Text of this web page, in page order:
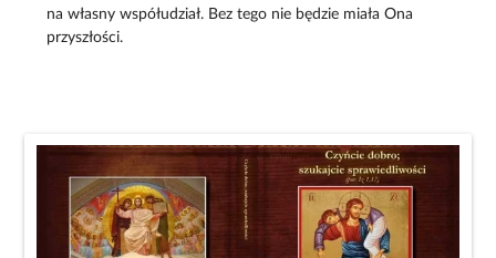
na własny współudział. Bez tego nie będzie miała Ona
przyszłości.